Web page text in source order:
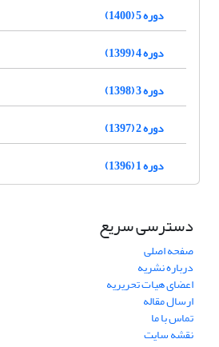
دوره 5 (1400)
دوره 4 (1399)
دوره 3 (1398)
دوره 2 (1397)
دوره 1 (1396)
دسترسی سریع
صفحه اصلی
درباره نشریه
اعضای هیات تحریریه
ارسال مقاله
تماس با ما
نقشه سایت